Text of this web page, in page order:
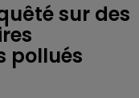
sur des
pollués